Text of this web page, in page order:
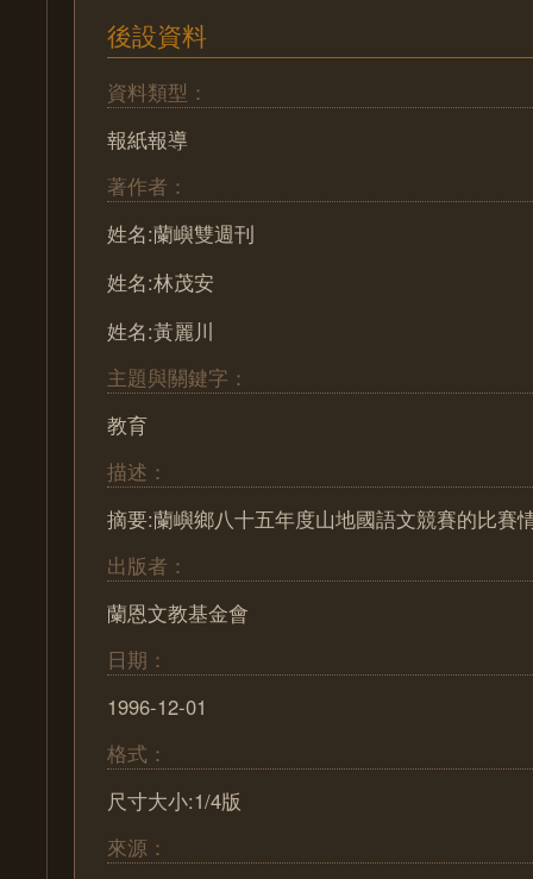
後設資料
資料類型：
報紙報導
著作者：
姓名:蘭嶼雙週刊
姓名:林茂安
姓名:黃麗川
主題與關鍵字：
教育
描述：
摘要:蘭嶼鄉八十五年度山地國語文競賽的比賽
出版者：
蘭恩文教基金會
日期：
1996-12-01
格式：
尺寸大小:1/4版
來源：